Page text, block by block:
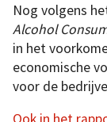
Nog volgens
Alcohol
in het
economische
voor de